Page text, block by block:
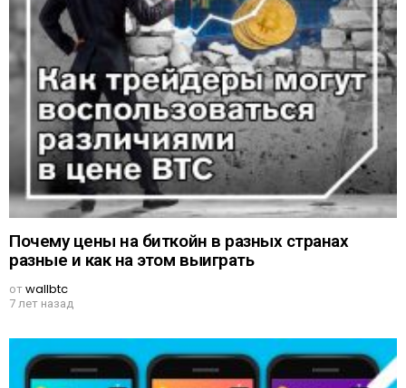
Почему цены на биткойн в разных странах
разные и как на этом выиграть
отwallbtc
7 лет назад